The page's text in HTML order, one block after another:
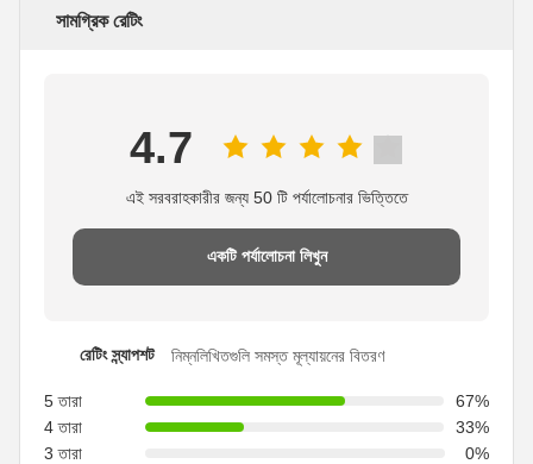
সামগ্রিক রেটিং
4.7
এই সরবরাহকারীর জন্য 50 টি পর্যালোচনার ভিত্তিতে
একটি পর্যালোচনা লিখুন
রেটিং স্ন্যাপশট নিম্নলিখিতগুলি সমস্ত মূল্যায়নের বিতরণ
5 তারা
67%
4 তারা
33%
3 তারা
0%